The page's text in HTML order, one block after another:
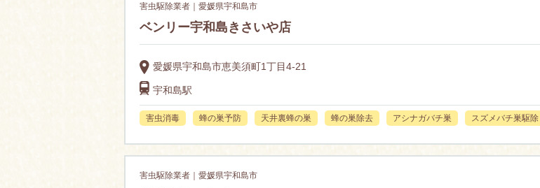
害虫駆除業者｜愛媛県宇和島市
ベンリー宇和島きさいや店
愛媛県宇和島市恵美須町1丁目4-21
宇和島駅
害虫消毒 蜂の巣予防 天井裏蜂の巣 蜂の巣除去 アシナガバチ巣 スズメバチ巣駆除
害虫駆除業者｜愛媛県宇和島市